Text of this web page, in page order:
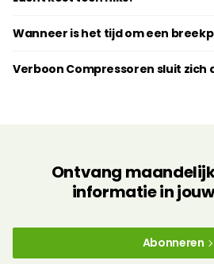
Wanneer is het tijd om een
Verboon Compressoren sluit zich
Ontvang
informatie in
Abonneren